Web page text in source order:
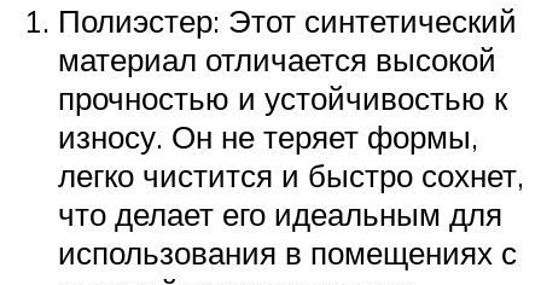
Полиэстер: Этот синтетический
материал отличается высокой
прочностью и устойчивостью к
износу. Он не теряет формы,
легко чистится и быстро сохнет,
что делает его идеальным для
использования в помещениях с